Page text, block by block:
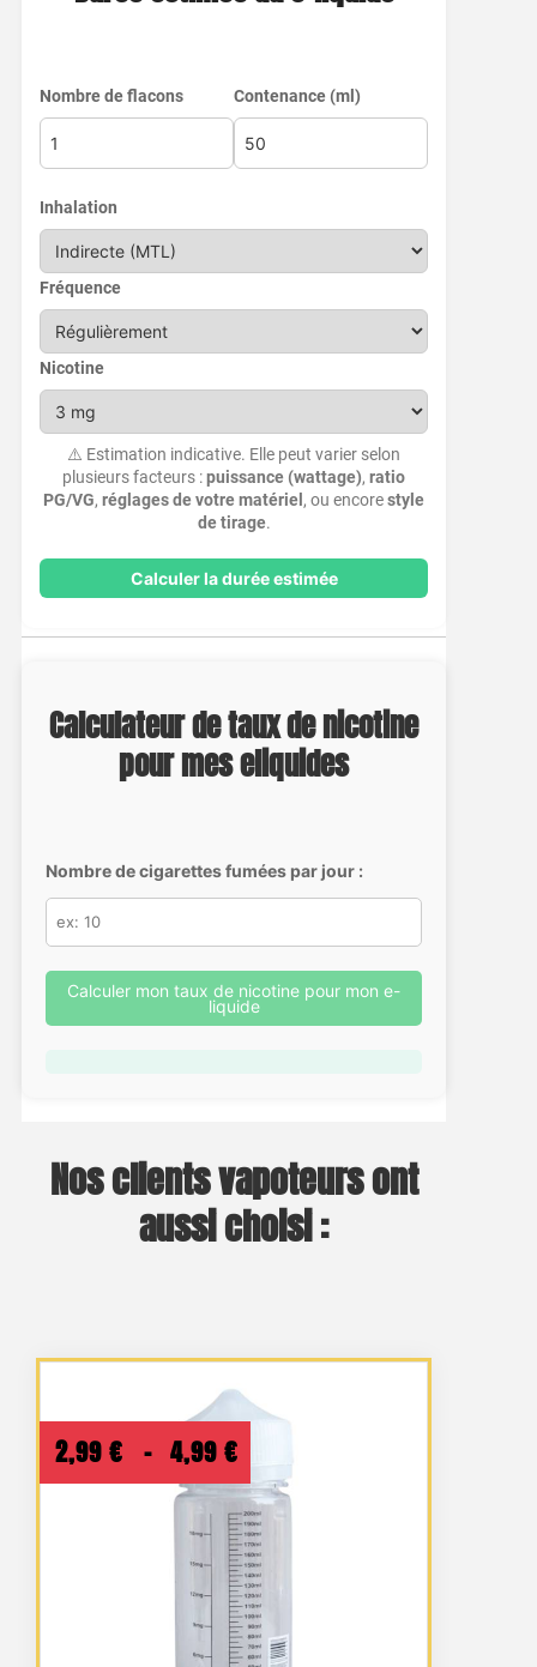
Nombre de flacons Contenance (ml)
Inhalation
Fréquence
Nicotine
⚠️ Estimation indicative. Elle peut varier selon
plusieurs facteurs :puissance (wattage),ratio
PG/VG,réglages de votre matériel , ou encorestyle
de tirage.
Calculer la durée estimée
Calculateur de taux de nicotine
pour mes eliquides
Nombre de cigarettes fumées par jour :
Calculer mon taux de nicotine pour mon e-
liquide
Nos clients vapoteurs ont
aussi choisi :
2,99 € – 4,99 €
de
prix :
2,99 €
à